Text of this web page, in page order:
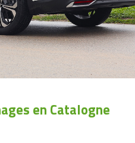
en Catalogne